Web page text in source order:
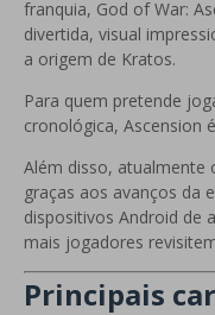
franquia, God of War:
divertida, visual
a origem de Kratos.
Para quem pretende
cronológica, Ascension
Além disso,
graças aos avanços da
dispositivos Android de
mais jogadores
Principais